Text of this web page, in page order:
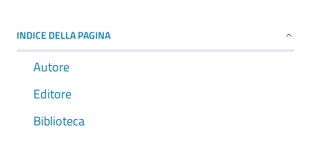
INDICE DELLA PAGINA
Autore
Editore
Biblioteca